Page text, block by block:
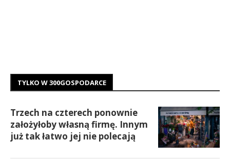
TYLKO W 300GOSPODARCE
Trzech na czterech ponownie
założyłoby własną firmę. Innym
już tak łatwo jej nie polecają